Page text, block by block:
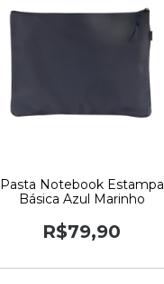
Pasta Notebook Estampa
Básica Azul Marinho
R$79,90